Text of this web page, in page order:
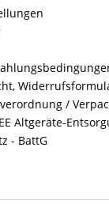
/
Altgeräte-
- BattG